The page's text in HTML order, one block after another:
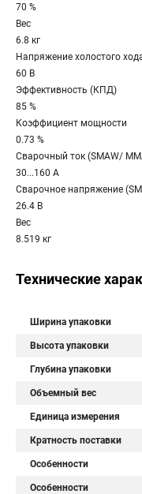
70 %
Вес
6.8 кг
Напряжение холостого
60 В
Эффективность (КПД)
85 %
Коэффициент мощности
0.73 %
Сварочный ток (SMAW/
30...160 А
Сварочное напряжение
26.4 В
Вес
8.519 кг
Технические
Ширина упаковки
Высота упаковки
Глубина упаковки
Объемный вес
Единица измерения
Кратность поставки
Особенности
Особенности